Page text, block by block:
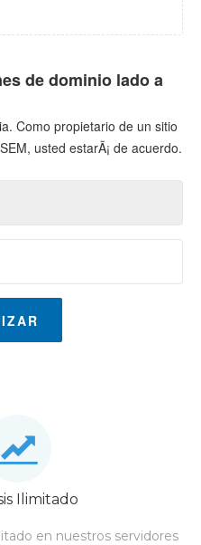
de dominio lado a
Como propietario de un sitio
usted estarÃ¡ de acuerdo.
Ilimitado
en nuestros servidores